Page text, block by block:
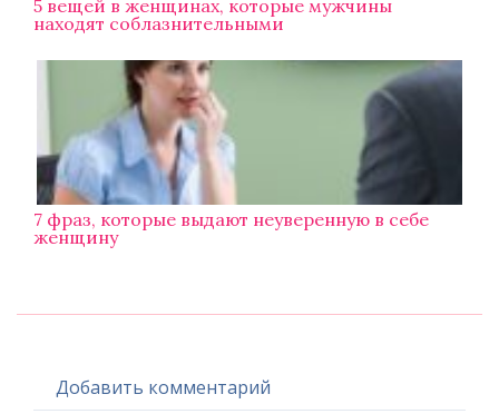
5 вещей в женщинах, которые мужчины
находят соблазнительными
7 фраз, которые выдают неуверенную в себе
женщину
Добавить комментарий